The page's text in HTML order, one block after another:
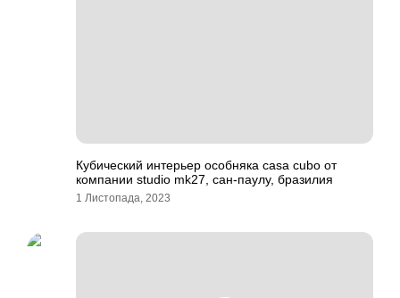
Кубический интерьер особняка casa cubo от
компании studio mk27, сан-паулу, бразилия
1 Листопада, 2023